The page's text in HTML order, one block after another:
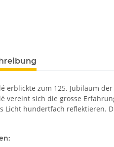
erblickte zum 125. Jubiläum
vereint sich die grosse
Licht hundertfach reflektieren.